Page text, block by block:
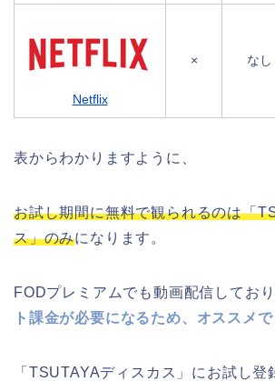
Netflix
× なし
表からわかりますように、
お試し期間に無料で観られるのは「
ス」のみになります。
FODプレミアムでも動画配信しており
ト課金が必要になるため、オススメで
「TSUTAYAディスカス」にお試し登